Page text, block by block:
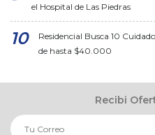
el Hospital de Las Piedras
Residencial Busca 10
de hasta $40.000
Recibi